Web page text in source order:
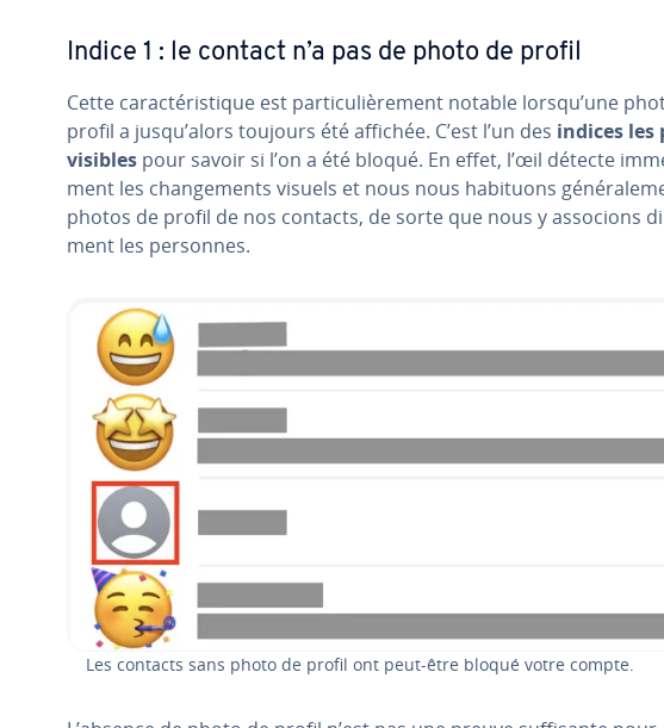
Indice 1 : le contact n’a pas de photo de profil
Cette ca­rac­té­ris­tique est par­ti­cu­liè­re­ment notable lorsqu’une
profil a jusqu’alors toujours été affichée. C’est l’un des indices les
visibles pour savoir si l’on a été bloqué. En effet, l’œil détecte
ment les chan­ge­ments visuels et nous nous habituons
photos de profil de nos contacts, de sorte que nous y associons
ment les personnes.
Les contacts sans photo de profil ont peut-être bloqué votre compte.